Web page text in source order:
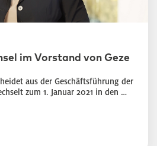
im Vorstand von Geze
aus der Geschäftsführung der
zum 1. Januar 2021 in den …